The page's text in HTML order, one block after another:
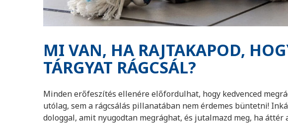
MI VAN, HA RAJTAKAPOD,
TÁRGYAT RÁGCSÁL?
Minden erőfeszítés ellenére előfordulhat, hogy kedvenced
utólag, sem a rágcsálás pillanatában nem érdemes büntetni!
dologgal, amit nyugodtan megrághat, és jutalmazd meg, ha